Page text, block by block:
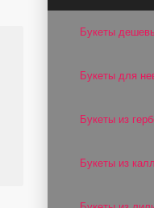
Букеты
Букеты для
Букеты из
Букеты из калл